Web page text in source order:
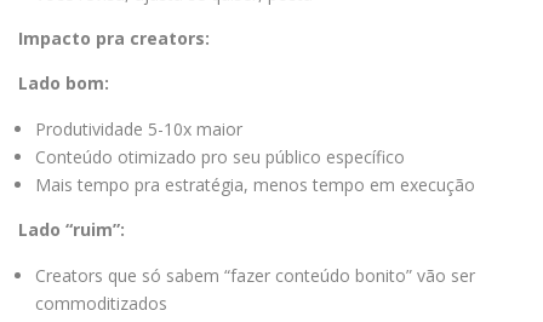
Impacto pra creators:
Lado bom:
Produtividade 5-10x maior
Conteúdo otimizado pro seu público específico
Mais tempo pra estratégia, menos tempo em execução
Lado “ruim”:
Creators que só sabem “fazer conteúdo bonito” vão ser
commoditizados